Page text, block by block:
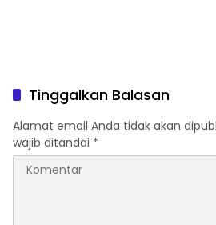
Tinggalkan Balasan
Alamat email Anda tidak akan
wajib ditandai *